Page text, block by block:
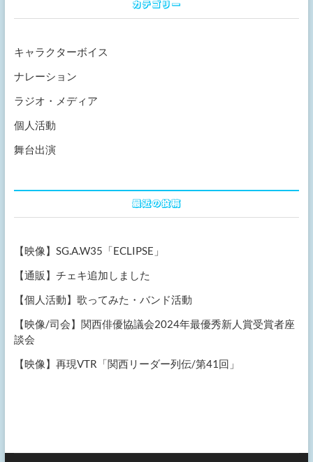
カテゴリー
キャラクターボイス
ナレーション
ラジオ・メディア
個人活動
舞台出演
最近の投稿
【映像】SG.A.W35「ECLIPSE」
【通販】チェキ追加しました
【個人活動】歌ってみた・バンド活動
【映像/司会】関西俳優協議会2024年最優秀新人賞受賞者座
談会
【映像】再現VTR「関西リーダー列伝/第41回」